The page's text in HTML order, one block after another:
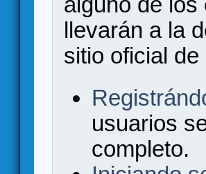
llevarán a la
sitio oficial
usuarios
completo.